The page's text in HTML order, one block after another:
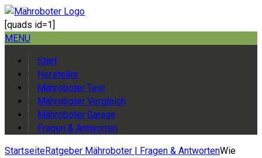
[quads id=1]
MENU
Start
Hersteller
Mähroboter Test
Mähroboter Vergleich
Mähroboter Garage
Fragen & Antworten
StartseiteRatgeber Mähroboter | Fragen & AntwortenWie